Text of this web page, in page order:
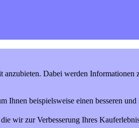
Dabei werden
beispielsweise einen besseren
wir zur Verbesserung Ihres